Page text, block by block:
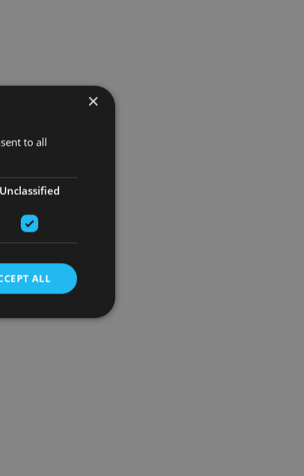
×
to all
Unclassified
ALL